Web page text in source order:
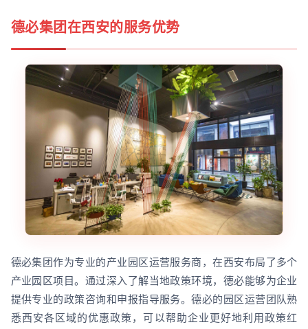
德必集团在西安的服务优势
德必集团作为专业的产业园区运营服务商，在西安布局了多个
产业园区项目。通过深入了解当地政策环境，德必能够为企业
提供专业的政策咨询和申报指导服务。德必的园区运营团队熟
悉西安各区域的优惠政策，可以帮助企业更好地利用政策红